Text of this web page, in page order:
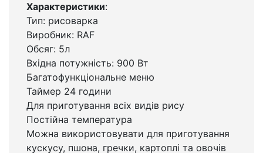
Характеристики:
Тип: рисоварка
Виробник: RAF
Обсяг: 5л
Вхідна потужність: 900 Вт
Багатофункціональне меню
Таймер 24 години
Для приготування всіх видів рису
Постійна температура
Можна використовувати для приготування
кускусу, пшона, гречки, картоплі та овочів